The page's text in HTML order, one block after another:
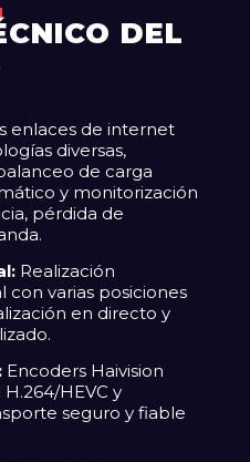
DEL
enlaces de internet
diversas,
de carga
y monitorización
pérdida de
Realización
varias posiciones
en directo y
Encoders Haivision
HEVC y
seguro y fiable